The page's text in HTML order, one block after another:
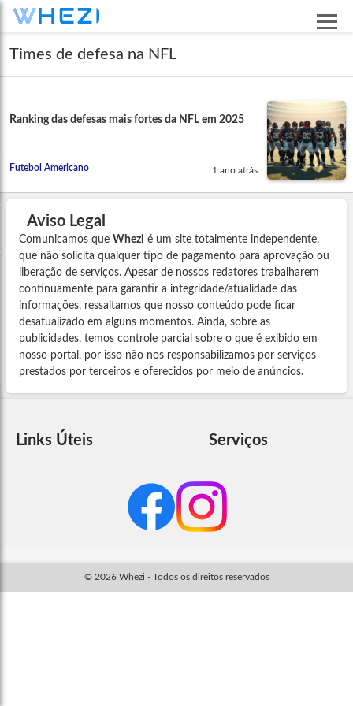
Times de defesa na NFL
Ranking das defesas mais fortes da NFL em 2025
Futebol Americano 1 ano atrás
Aviso Legal
Comunicamos que Whezi é um site totalmente independente,
que não solicita qualquer tipo de pagamento para aprovação ou
liberação de serviços. Apesar de nossos redatores trabalharem
continuamente para garantir a integridade/atualidade das
informações, ressaltamos que nosso conteúdo pode ficar
desatualizado em alguns momentos. Ainda, sobre as
publicidades, temos controle parcial sobre o que é exibido em
nosso portal, por isso não nos responsabilizamos por serviços
prestados por terceiros e oferecidos por meio de anúncios.
Links Úteis Serviços
© 2026 Whezi - Todos os direitos reservados